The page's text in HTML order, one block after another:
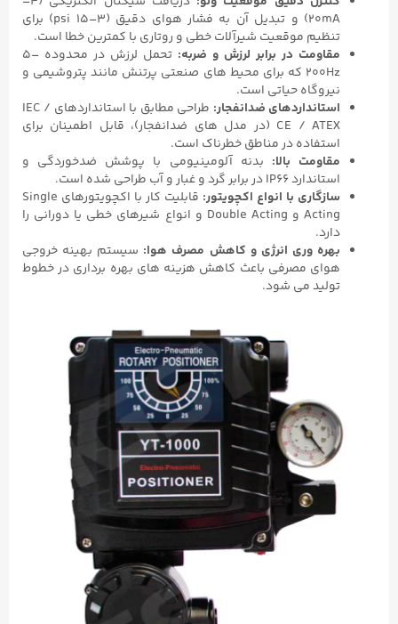
20mA) و تبدیل آن به فشار هوای دقیق ‌(۳–۱۵ psi) برای
تنظیم موقعیت شیرآلات خطی و روتاری با کمترین خطا است.
مقاومت در برابر لرزش و ضربه:
تحمل لرزش در محدوده‌ ‎۵–
200Hz‎ که برای محیط‌ های صنعتی پرتنش مانند پتروشیمی و
نیروگاه حیاتی است.
استانداردهای ضدانفجار:
طراحی مطابق با استانداردهای IEC /
CE / ATEX (در مدل‌ های ضدانفجار)، قابل اطمینان برای
استفاده در مناطق خطرناک است.
مقاومت بالا: بدنه آلومینیومی با پوشش ضدخوردگی و
استاندارد IP66 در برابر گرد و غبار و آب طراحی شده است.
سازگاری با انواع اکچویتور:
قابلیت کار با اکچویتورهای Single
Acting و Double Acting و انواع شیرهای خطی یا دورانی را
دارد.
بهره‌ وری انرژی و کاهش مصرف هوا: سیستم بهینه خروجی
هوای مصرفی باعث کاهش هزینه‌ های بهره‌ برداری در خطوط
تولید می‌ شود.